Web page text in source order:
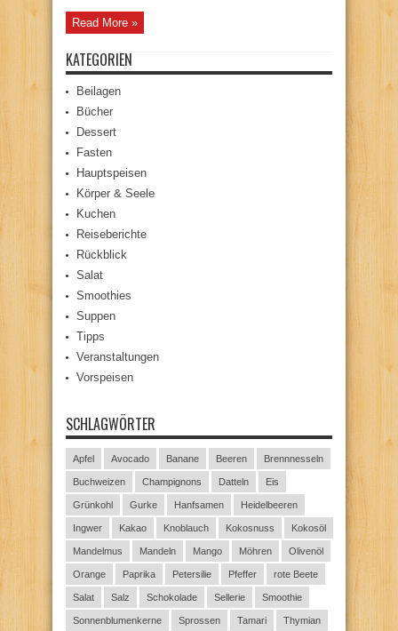
Read More »
KATEGORIEN
Beilagen
Bücher
Dessert
Fasten
Hauptspeisen
Körper & Seele
Kuchen
Reiseberichte
Rückblick
Salat
Smoothies
Suppen
Tipps
Veranstaltungen
Vorspeisen
SCHLAGWÖRTER
Apfel Avocado Banane Beeren Brennnesseln
Buchweizen Champignons Datteln Eis
Grünkohl Gurke Hanfsamen Heidelbeeren
Ingwer Kakao Knoblauch Kokosnuss Kokosöl
Mandelmus Mandeln Mango Möhren Olivenöl
Orange Paprika Petersilie Pfeffer rote Beete
Salat Salz Schokolade Sellerie Smoothie
Sonnenblumenkerne Sprossen Tamari Thymian